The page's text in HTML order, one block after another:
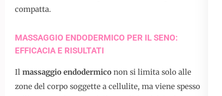
compatta.
MASSAGGIO ENDODERMICO PER IL SENO:
EFFICACIA E RISULTATI
Il massaggio endodermico non si limita solo alle
zone del corpo soggette a cellulite, ma viene spesso